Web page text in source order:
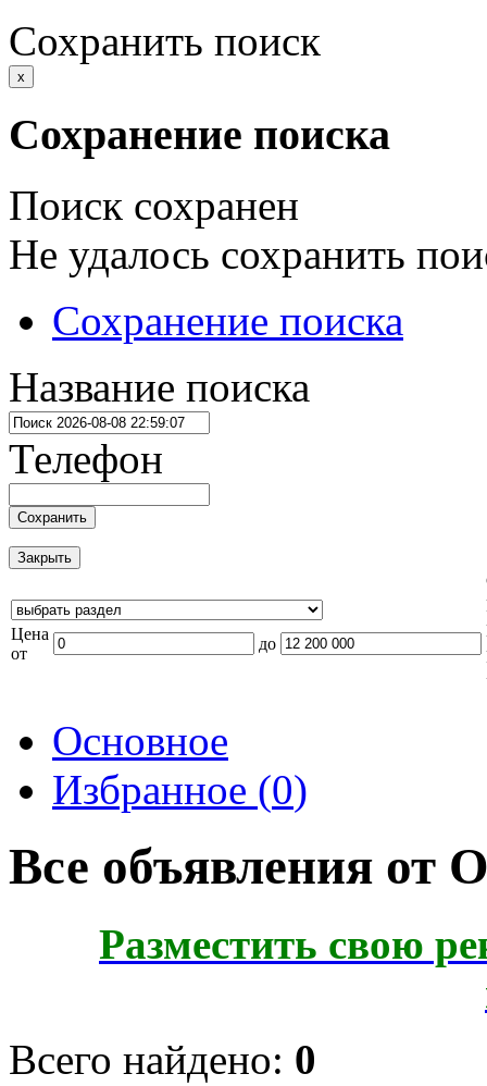
Сохранить поиск
x
Сохранение поиска
Поиск сохранен
Не удалось сохранить
Сохранение поиска
Название поиска
Телефон
Сохранить
Закрыть
Цена
от
до
Основное
Избранное (0)
Все объявления от
Разместить свою
Всего найдено: 0